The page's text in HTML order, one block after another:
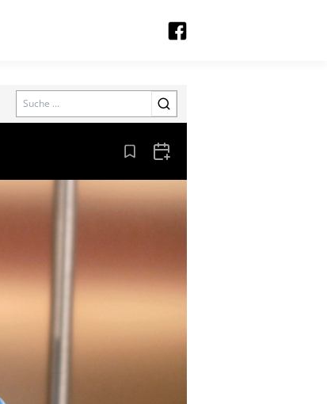
Search
Aus den Lesezeichen entfernen
Zum Kalender hinzufügen